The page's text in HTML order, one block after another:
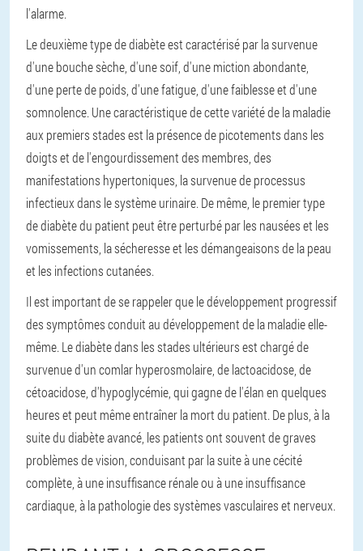
l'alarme.
Le deuxième type de diabète est caractérisé par la survenue
d'une bouche sèche, d'une soif, d'une miction abondante,
d'une perte de poids, d'une fatigue, d'une faiblesse et d'une
somnolence. Une caractéristique de cette variété de la maladie
aux premiers stades est la présence de picotements dans les
doigts et de l'engourdissement des membres, des
manifestations hypertoniques, la survenue de processus
infectieux dans le système urinaire. De même, le premier type
de diabète du patient peut être perturbé par les nausées et les
vomissements, la sécheresse et les démangeaisons de la peau
et les infections cutanées.
Il est important de se rappeler que le développement progressif
des symptômes conduit au développement de la maladie elle-
même. Le diabète dans les stades ultérieurs est chargé de
survenue d'un comlar hyperosmolaire, de lactoacidose, de
cétoacidose, d'hypoglycémie, qui gagne de l'élan en quelques
heures et peut même entraîner la mort du patient. De plus, à la
suite du diabète avancé, les patients ont souvent de graves
problèmes de vision, conduisant par la suite à une cécité
complète, à une insuffisance rénale ou à une insuffisance
cardiaque, à la pathologie des systèmes vasculaires et nerveux.